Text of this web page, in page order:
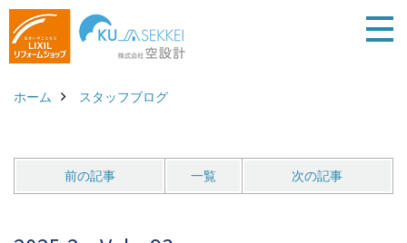
ホーム スタッフブログ
前の記事 一覧 次の記事